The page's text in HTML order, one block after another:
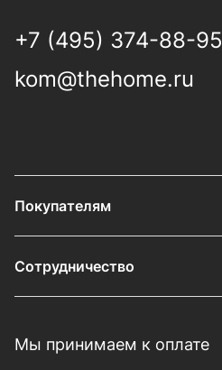
+7 (495) 374-88-95
kom@thehome.ru
Покупателям
Сотрудничество
Мы принимаем к оплате